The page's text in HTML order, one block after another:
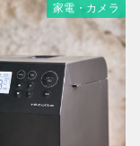
家電・カメラ